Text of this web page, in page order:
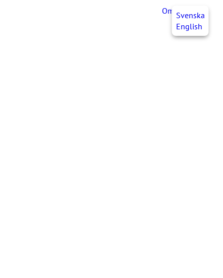
OmaJHLSvenska
English